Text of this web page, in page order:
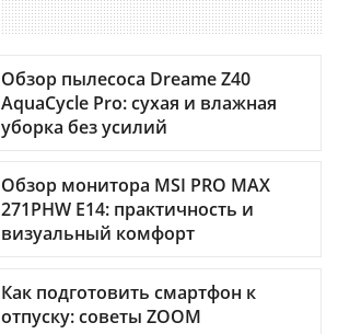
Обзор пылесоса Dreame Z40
AquaCycle Pro: сухая и влажная
уборка без усилий
Обзор монитора MSI PRO MAX
271PHW E14: практичность и
визуальный комфорт
Как подготовить смартфон к
отпуску: советы ZOOM